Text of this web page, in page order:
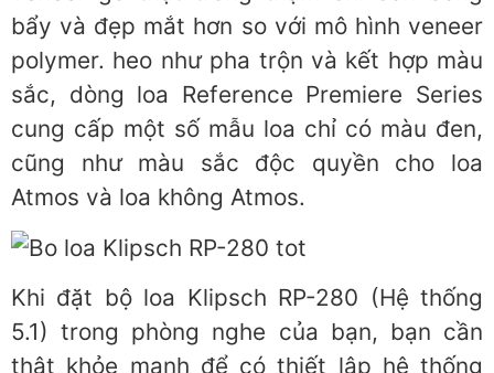
bẩy và đẹp mắt hơn so với mô hình veneer
polymer. heo như pha trộn và kết hợp màu
sắc, dòng loa Reference Premiere Series
cung cấp một số mẫu loa chỉ có màu đen,
cũng như màu sắc độc quyền cho loa
Atmos và loa không Atmos.
Khi đặt bộ loa Klipsch RP-280 (Hệ thống
5.1) trong phòng nghe của bạn, bạn cần
thật khỏe mạnh để có thiết lập hệ thống